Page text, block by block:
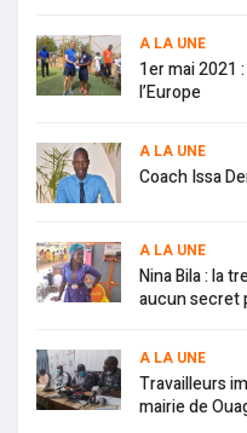
A LA UNE
1er mai 2021
l’Europe
A LA UNE
Coach Issa
A LA UNE
Nina Bila : la
aucun secret
A LA UNE
Travailleurs
mairie de